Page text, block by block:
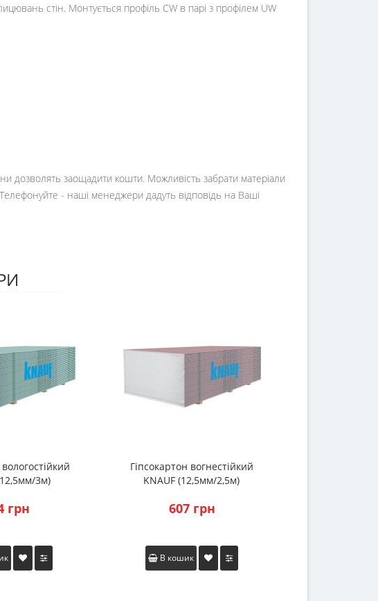
стін. Монтується профіль CW в парі з профілем UW
дозволять заощадити кошти. Можливість забрати матеріали
- наші менеджери дадуть відповідь на Ваші
3м)
грн
Гіпсокартон вогнестійкий
KNAUF (12,5мм/2,5м)
607 грн
В кошик